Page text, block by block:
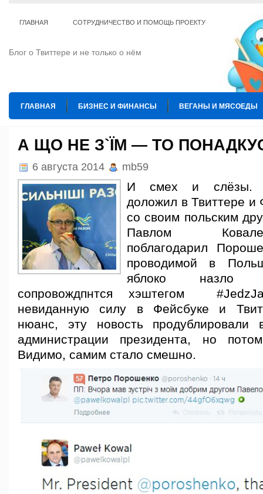
ГЛАВНАЯ СОТРУДНИЧЕСТВО И ПОМОЩЬ ПРОЕКТУ
Блог о Твиттере и не только о нём
ГЛАВНАЯ БИЗНЕС И ФИНАНСЫ ВЕГАНЫ И МЯСОЕДЫ
А ЩО НЕ З`ЇМ — ТО
6 августа 2014 mb59
И смех и слёзы.
доложил в Твиттере и
со своим польским
Павлом
поблагодарил
проводимой в
яблоко назло
сопровождпнтся хэштегом
невиданную силу в Фейсбуке и
нюанс, эту новость продублировали в
администрации президента, но
Видимо, самим стало смешно.